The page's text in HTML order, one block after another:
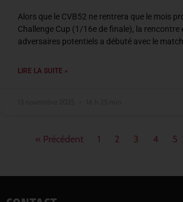
Alors que le CVB52 ne rentrera que le mois
Challenge Cup (1/16e de finale), la rencontre
adversaires potentiels a débuté avec le
LIRE LA SUITE »
« Précédent 1 2 3 4 5